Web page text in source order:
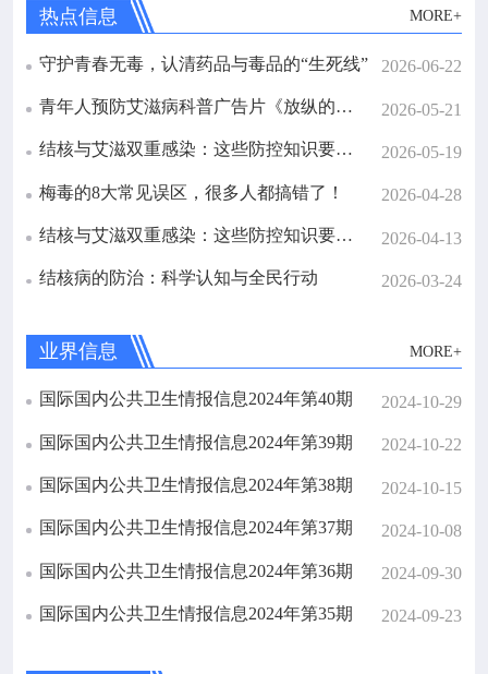
政务公开
疾控信息 
健康教育
热点专题
惠民服务
政策法规
科研培训 
攀枝花市预防医学会 
热点信息 MORE+
守护青春无毒，认清药品与毒品的“生死线” 2026-06-22
青年人预防艾滋病科普广告片《放纵的代价》 2026-05-21
结核与艾滋双重感染：这些防控知识要记牢！ 2026-05-19
梅毒的8大常见误区，很多人都搞错了！ 2026-04-28
结核与艾滋双重感染：这些防控知识要记牢！ 2026-04-13
结核病的防治：科学认知与全民行动 2026-03-24
业界信息 MORE+
国际国内公共卫生情报信息2024年第40期 2024-10-29
国际国内公共卫生情报信息2024年第39期 2024-10-22
国际国内公共卫生情报信息2024年第38期 2024-10-15
国际国内公共卫生情报信息2024年第37期 2024-10-08
国际国内公共卫生情报信息2024年第36期 2024-09-30
国际国内公共卫生情报信息2024年第35期 2024-09-23